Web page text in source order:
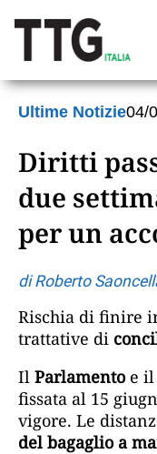
Ultime Notizie04/
Diritti
due
per un
di Roberto
Rischia di finire
trattative di
Il Parlamentoe il
fissata al 15
vigore. Le
del bagaglio a